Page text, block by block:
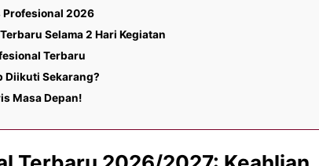
2026
Selama 2 Hari Kegiatan
Terbaru
Diikuti Sekarang?
Masa Depan!